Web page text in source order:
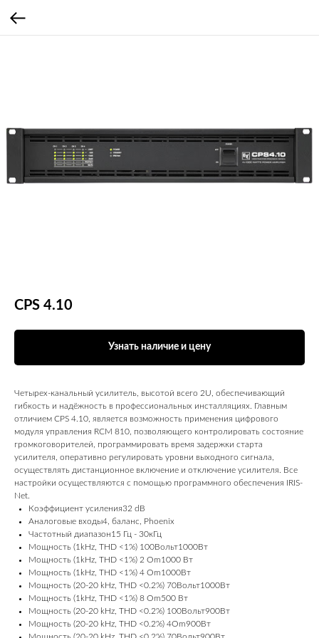
CPS 4.10
Узнать наличие и цену
Четырех-канальный усилитель, высотой всего 2U, обеспечивающий
гибкость и надёжность в профессиональных инсталляциях. Главным
отличием CPS 4.10, является возможность применения цифрового
модуля управления RCM 810, позволяющего контролировать состояние
громкоговорителей, программировать время задержки старта
усилителя, оперативно регулировать уровни выходного сигнала,
осуществлять дистанционное включение и отключение усилителя. Все
настройки осуществляются с помощью программного обеспечения IRIS-
Net.
Коэффициент усиления32 dB
Аналоговые входы4, баланс, Phoenix
Частотный диапазон15 Гц - 30кГц
Мощность (1kHz, THD <1%) 100Вольт1000Вт
Мощность (1kHz, THD <1%) 2 Om1000 Вт
Мощность (1kHz, THD <1%) 4 Om1000Вт
Мощность (20-20 kHz, THD <0.2%) 70Вольт1000Вт
Мощность (1kHz, THD <1%) 8 Om500 Вт
Мощность (20-20 kHz, THD <0.2%) 100Вольт900Вт
Мощность (20-20 kHz, THD <0.2%) 4Om900Вт